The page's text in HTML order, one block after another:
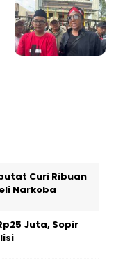
Curi Ribuan
Narkoba
Juta, Sopir